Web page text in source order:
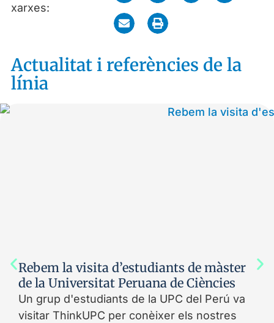
xarxes:
Actualitat i referències de la
línia
Rebem la visita d’estudiants de màster
de la Universitat Peruana de Ciències
Un grup d'estudiants de la UPC del Perú va
visitar ThinkUPC per conèixer els nostres